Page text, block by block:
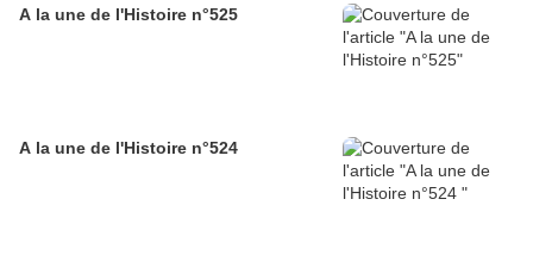
A la une de l'Histoire n°525
A la une de l'Histoire n°524